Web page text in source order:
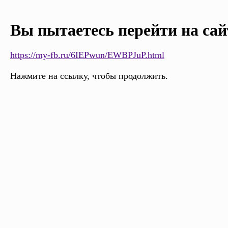
Вы пытаетесь перейти на
https://my-fb.ru/6IEPwun/EWBPJuP.html
Нажмите на ссылку, чтобы продолжить.